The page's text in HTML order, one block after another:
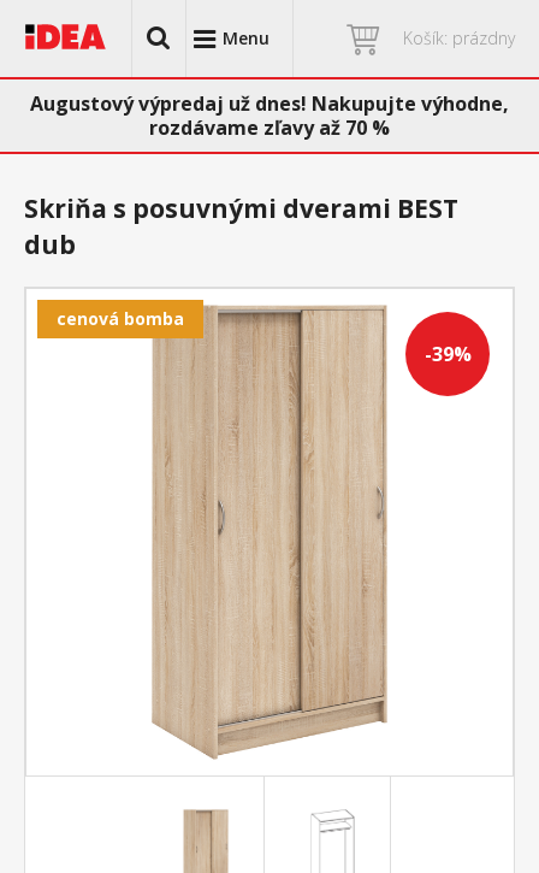
Menu Košík: prázdny
Augustový výpredaj už dnes! Nakupujte výhodne,
rozdávame zľavy až 70 %
-39%
cenová bomba
Skriňa s posuvnými dverami BEST
dub